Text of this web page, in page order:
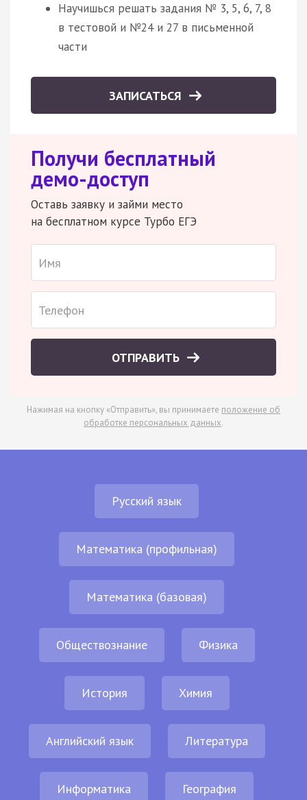
Научишься решать задания № 3, 5, 6, 7, 8
в тестовой и №24 и 27 в письменной
части
ЗАПИСАТЬСЯ
Получи бесплатный
демо-доступ
Оставь заявку и займи место
на бесплатном курсе Турбо ЕГЭ
ОТПРАВИТЬ
Нажимая на кнопку «Отправить», вы принимаете положение об
обработке персональных данных.
Русский язык
Математика (профильная)
Математика (базовая)
Обществознание Физика
История Химия
Английский язык Литература
Информатика География